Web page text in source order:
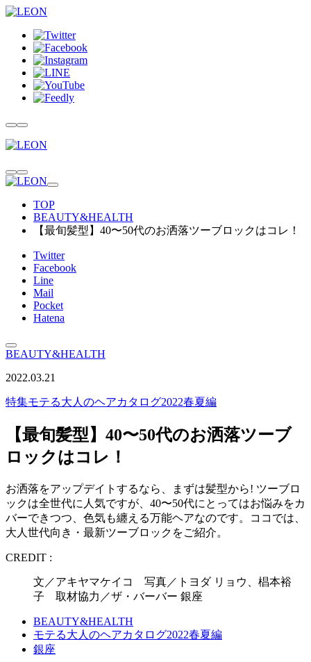
TOP
BEAUTY&HEALTH
【最旬髪型】40〜50代のお洒落ツーブロックはコレ！
Twitter
Facebook
Line
Mail
Pocket
Hatena
BEAUTY&HEALTH
2022.03.21
特集モテる大人のヘアカタログ2022春夏編
【最旬髪型】40〜50代のお洒落ツーブ
ロックはコレ！
お洒落をアップデイトするなら、まずは髪型から! ツーブロ
ックは全世代に人気ですが、40〜50代にとってはお悩みをカ
バーできつつ、色気も纏える万能ヘアなのです。ココでは、
大人世代向き・最新ツーブロックをご紹介。
CREDIT :
文／アキヤマケイコ 写真／トヨダ リョウ、椙本裕
子 取材協力／ザ・バーバー 銀座
BEAUTY&HEALTH
モテる大人のヘアカタログ2022春夏編
銀座